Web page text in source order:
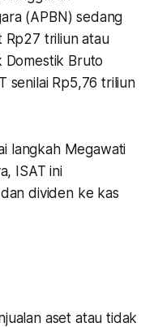
(APBN) sedang
Rp27 triliun atau
Domestik Bruto
senilai Rp5,76 triliun
langkah Megawati
ISAT ini
dividen ke kas
aset atau tidak